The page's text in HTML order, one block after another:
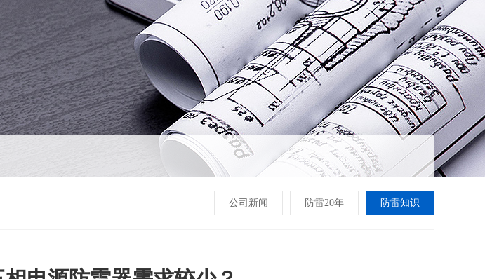
公司新闻 防雷20年 防雷知识